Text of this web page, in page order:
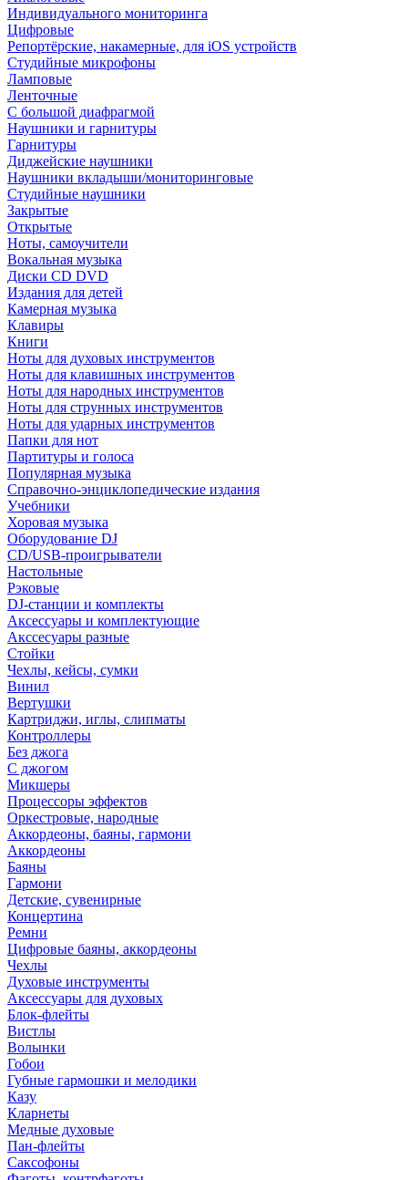
Индивидуального мониторинга
Цифровые
Репортёрские, накамерные, для iOS устройств
Студийные микрофоны
Ламповые
Ленточные
С большой диафрагмой
Наушники и гарнитуры
Гарнитуры
Диджейские наушники
Наушники вкладыши/мониторинговые
Студийные наушники
Закрытые
Открытые
Ноты, самоучители
Вокальная музыка
Диски CD DVD
Издания для детей
Камерная музыка
Клавиры
Книги
Ноты для духовых инструментов
Ноты для клавишных инструментов
Ноты для народных инструментов
Ноты для струнных инструментов
Ноты для ударных инструментов
Папки для нот
Партитуры и голоса
Популярная музыка
Справочно-энциклопедические издания
Учебники
Хоровая музыка
Оборудование DJ
CD/USB-проигрыватели
Настольные
Рэковые
DJ-станции и комплекты
Аксессуары и комплектующие
Акссесуары разные
Стойки
Чехлы, кейсы, сумки
Винил
Вертушки
Картриджи, иглы, слипматы
Контроллеры
Без джога
С джогом
Микшеры
Процессоры эффектов
Оркестровые, народные
Аккордеоны, баяны, гармони
Аккордеоны
Баяны
Гармони
Детские, сувенирные
Концертина
Ремни
Цифровые баяны, аккордеоны
Чехлы
Духовые инструменты
Аксессуары для духовых
Блок-флейты
Вистлы
Волынки
Гобои
Губные гармошки и мелодики
Казу
Кларнеты
Медные духовые
Пан-флейты
Саксофоны